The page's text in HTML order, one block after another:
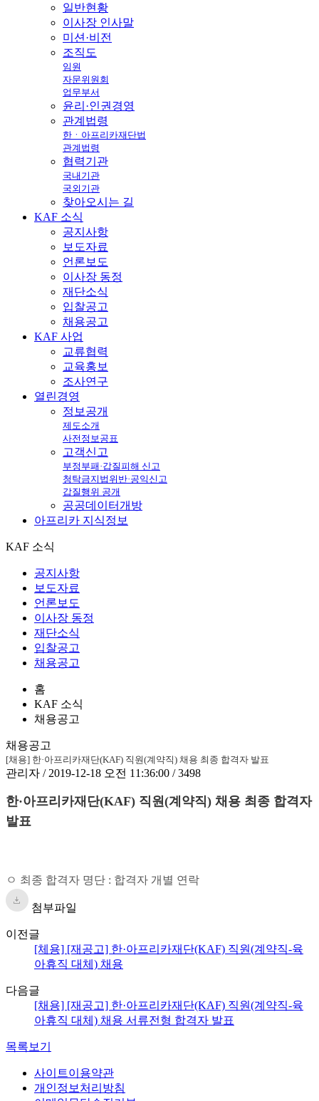
일반현황
이사장 인사말
미션·비전
조직도
임원
자문위원회
업무부서
윤리·인권경영
관계법령
한ㆍ아프리카재단법
관계법령
협력기관
국내기관
국외기관
찾아오시는 길
KAF 소식
공지사항
보도자료
언론보도
이사장 동정
재단소식
입찰공고
채용공고
KAF 사업
교류협력
교육홍보
조사연구
열린경영
정보공개
제도소개
사전정보공표
고객신고
부정부패·갑질피해 신고
청탁금지법위반·공익신고
갑질행위 공개
공공데이터개방
아프리카 지식정보
KAF 소식
공지사항
보도자료
언론보도
이사장 동정
재단소식
입찰공고
채용공고
홈
KAF 소식
채용공고
채용공고
[채용] 한·아프리카재단(KAF) 직원(계약직) 채용 최종 합격자 발표
관리자 / 2019-12-18 오전 11:36:00 / 3498
한·아프리카재단(KAF) 직원(계약직) 채용 최종 합격자
발표
ㅇ 최종 합격자 명단 : 합격자 개별 연락
첨부파일
이전글
[체용] [재공고] 한·아프리카재단(KAF) 직원(계약직-육
아휴직 대체) 채용
다음글
[채용] [재공고] 한·아프리카재단(KAF) 직원(계약직-육
아휴직 대체) 채용 서류전형 합격자 발표
목록보기
사이트이용약관
개인정보처리방침